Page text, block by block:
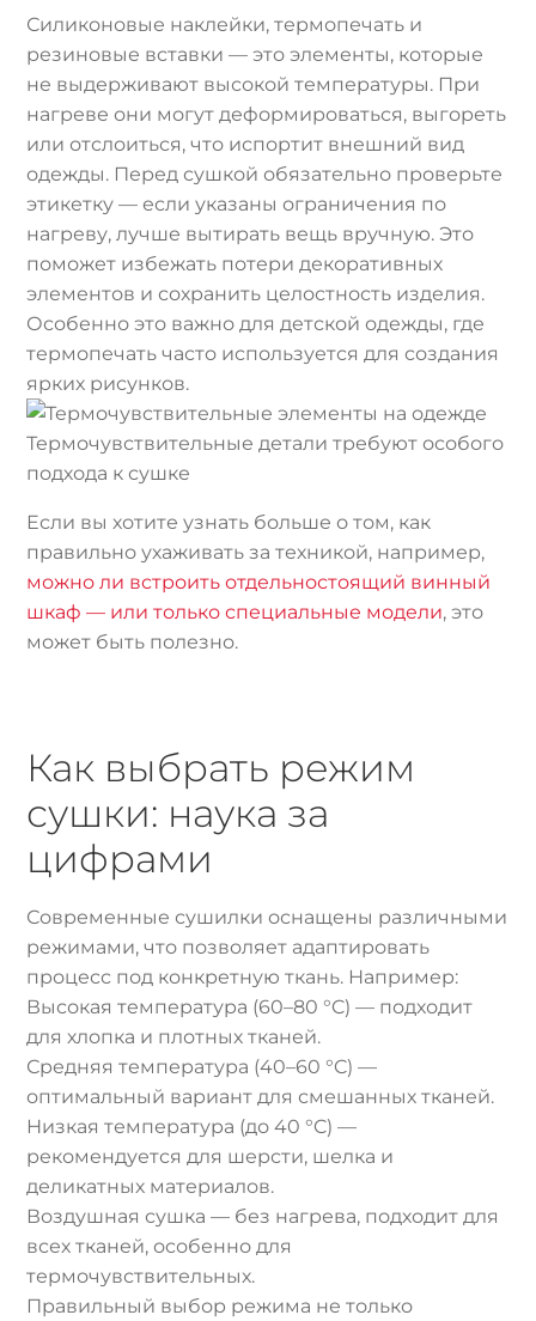
Силиконовые наклейки, термопечать и
резиновые вставки — это элементы, которые
не выдерживают высокой температуры. При
нагреве они могут деформироваться, выгореть
или отслоиться, что испортит внешний вид
одежды. Перед сушкой обязательно проверьте
этикетку — если указаны ограничения по
нагреву, лучше вытирать вещь вручную. Это
поможет избежать потери декоративных
элементов и сохранить целостность изделия.
Особенно это важно для детской одежды, где
термопечать часто используется для создания
ярких рисунков.
Термочувствительные детали требуют особого
подхода к сушке
Если вы хотите узнать больше о том, как
правильно ухаживать за техникой, например,
можно ли встроить отдельностоящий винный
шкаф — или только специальные модели, это
может быть полезно.
Как выбрать режим
сушки: наука за
цифрами
Современные сушилки оснащены различными
режимами, что позволяет адаптировать
процесс под конкретную ткань. Например:
Высокая температура (60–80 °C) — подходит
для хлопка и плотных тканей.
Средняя температура (40–60 °C) —
оптимальный вариант для смешанных тканей.
Низкая температура (до 40 °C) —
рекомендуется для шерсти, шелка и
деликатных материалов.
Воздушная сушка — без нагрева, подходит для
всех тканей, особенно для
термочувствительных.
Правильный выбор режима не только